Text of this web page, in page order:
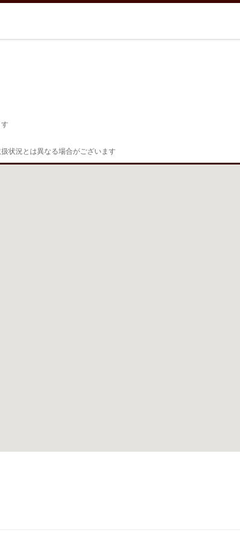
状況とは異なる場合がございます